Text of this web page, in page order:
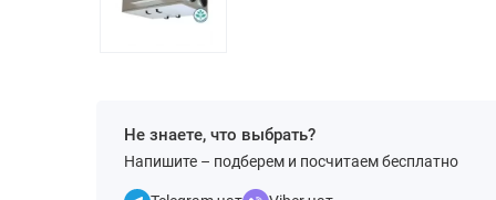
Не знаете, что выбрать?
Напишите – подберем и посчитаем бесплатно